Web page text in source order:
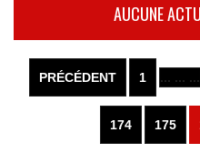
AUCUNE
PRÉCÉDENT 1 ... ... ...
174 175